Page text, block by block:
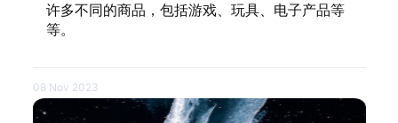
许多不同的商品，包括游戏、玩具、电子产品等
等。
08 Nov 2023